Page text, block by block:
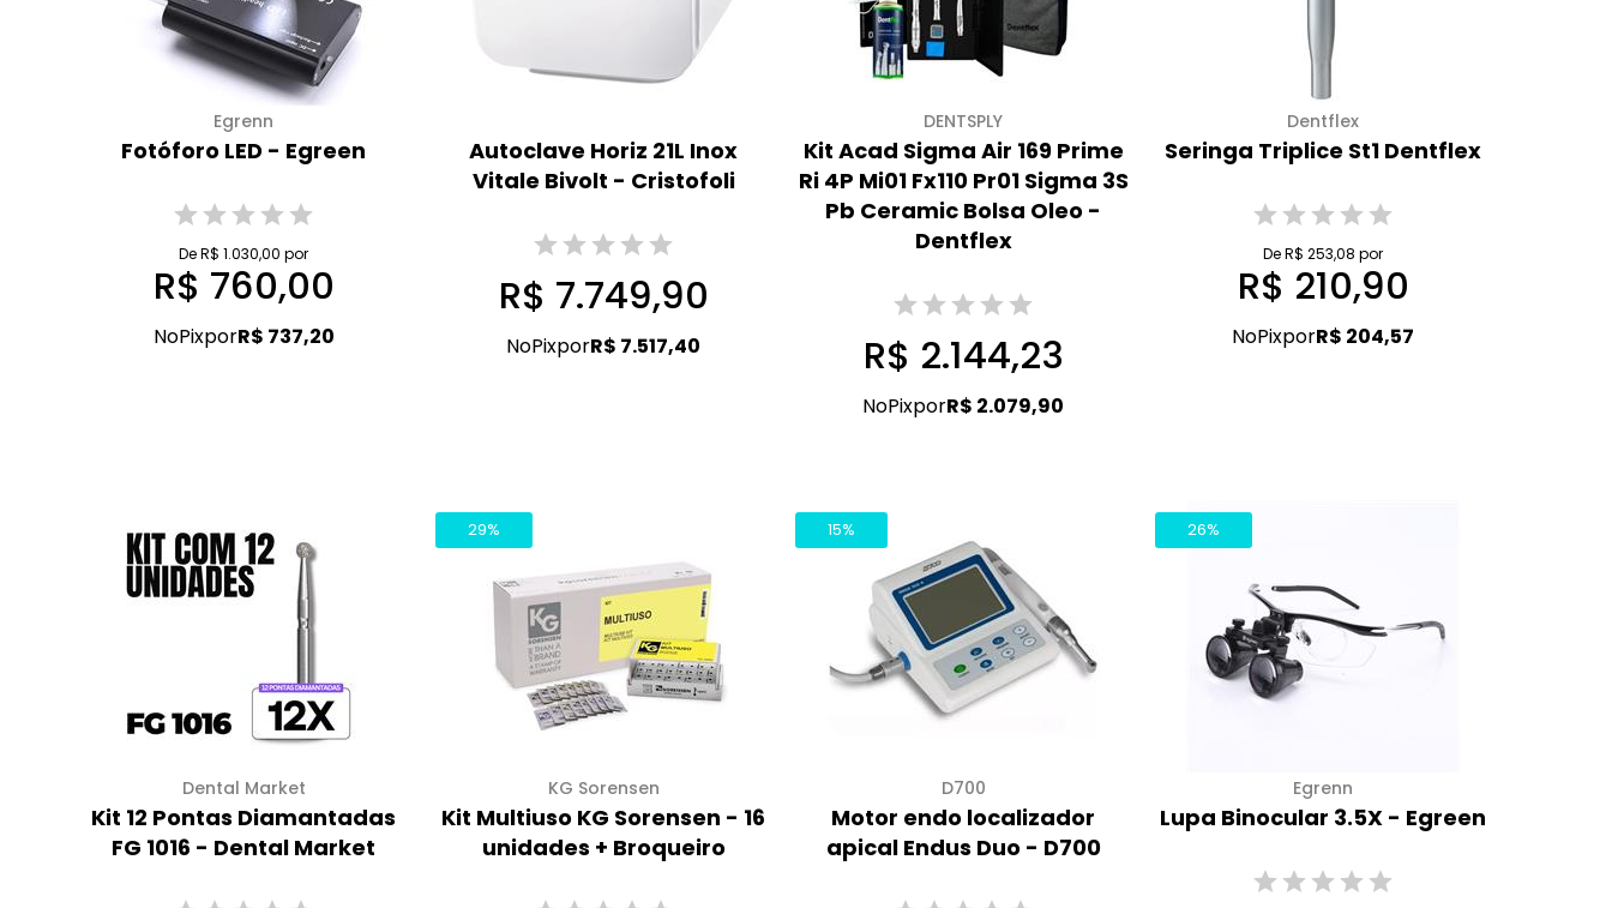
Egrenn
Fotóforo LED - Egreen
De R$ 1.030,00 por
R$ 760,00
NoPixporR$ 737,20
Autoclave Horiz 21L Inox
Vitale Bivolt - Cristofoli
R$ 7.749,90
NoPixporR$ 7.517,40
DENTSPLY
Kit Acad Sigma Air 169 Prime
Ri 4P Mi01 Fx110 Pr01 Sigma 3S
Pb Ceramic Bolsa Oleo -
Dentflex
R$ 2.144,23
NoPixporR$ 2.079,90
Dentflex
Seringa Triplice St1 Dentflex
De R$ 253,08 por
R$ 210,90
NoPixporR$ 204,57
Dental Market
Kit 12 Pontas Diamantadas
FG 1016 - Dental Market
29%
KG Sorensen
Kit Multiuso KG Sorensen - 16
unidades + Broqueiro
15%
D700
Motor endo localizador
apical Endus Duo - D700
26%
Egrenn
Lupa Binocular 3.5X - Egreen